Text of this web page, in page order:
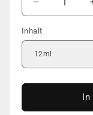
Verringere
die
Menge
für
COLOR
GEL
POLISH
Inhalt
In